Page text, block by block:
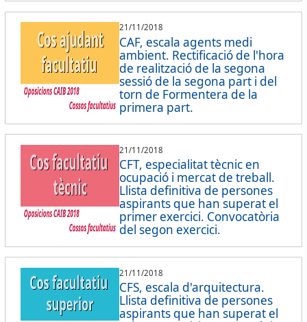
21/11/2018
CAF, escala agents medi
ambient. Rectificació de l'hora
de realització de la segona
sessió de la segona part i del
torn de Formentera de la
primera part.
21/11/2018
CFT, especialitat tècnic en
ocupació i mercat de treball.
Llista definitiva de persones
aspirants que han superat el
primer exercici. Convocatòria
del segon exercici.
21/11/2018
CFS, escala d'arquitectura.
Llista definitiva de persones
aspirants que han superat el